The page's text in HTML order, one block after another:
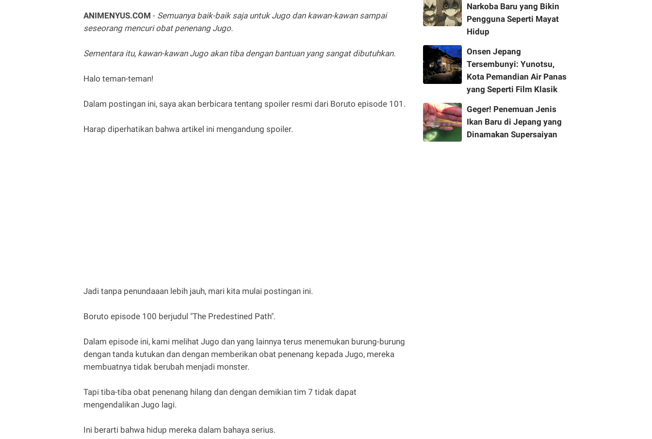
ANIMENYUS.COM - Semuanya baik-baik saja untuk Jugo dan kawan-kawan sampai
seseorang mencuri obat penenang Jugo.
Sementara itu, kawan-kawan Jugo akan tiba dengan bantuan yang sangat dibutuhkan.
Halo teman-teman!
Dalam postingan ini, saya akan berbicara tentang spoiler resmi dari Boruto episode 101.
Harap diperhatikan bahwa artikel ini mengandung spoiler.
Jadi tanpa penundaaan lebih jauh, mari kita mulai postingan ini.
Boruto episode 100 berjudul "The Predestined Path".
Dalam episode ini, kami melihat Jugo dan yang lainnya terus menemukan burung-burung
dengan tanda kutukan dan dengan memberikan obat penenang kepada Jugo, mereka
membuatnya tidak berubah menjadi monster.
Tapi tiba-tiba obat penenang hilang dan dengan demikian tim 7 tidak dapat
mengendalikan Jugo lagi.
Ini berarti bahwa hidup mereka dalam bahaya serius.
Narkoba Baru yang Bikin
Pengguna Seperti Mayat
Hidup
Onsen Jepang
Tersembunyi: Yunotsu,
Kota Pemandian Air Panas
yang Seperti Film Klasik
Geger! Penemuan Jenis
Ikan Baru di Jepang yang
Dinamakan Supersaiyan